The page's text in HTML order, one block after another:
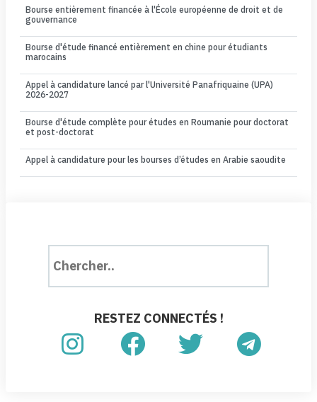
Bourse entièrement financée à l'École européenne de droit et de
gouvernance
Bourse d'étude financé entièrement en chine pour étudiants
marocains
Appel à candidature lancé par l'Université Panafriquaine (UPA)
2026-2027
Bourse d'étude complète pour études en Roumanie pour doctorat
et post-doctorat
Appel à candidature pour les bourses d’études en Arabie saoudite
RESTEZ CONNECTÉS !